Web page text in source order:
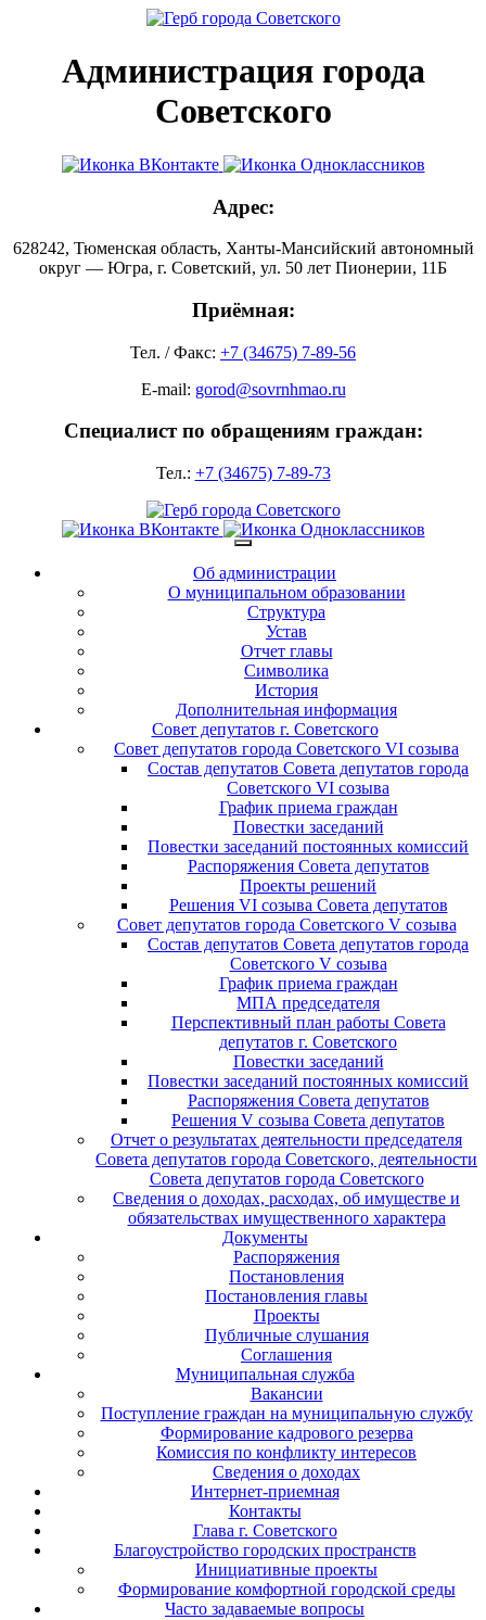
Администрация города
Советского
Адрес:
628242, Тюменская область, Ханты-Мансийский автономный
округ — Югра, г. Советский, ул. 50 лет Пионерии, 11Б
Приёмная:
Тел. / Факс: +7 (34675) 7-89-56
E-mail: gorod@sovrnhmao.ru
Специалист по обращениям граждан:
Тел.: +7 (34675) 7-89-73
Об администрации
О муниципальном образовании
Структура
Устав
Отчет главы
Символика
История
Дополнительная информация
Совет депутатов г. Советского
Совет депутатов города Советского VI созыва
Состав депутатов Совета депутатов города
Советского VI созыва
График приема граждан
Повестки заседаний
Повестки заседаний постоянных комиссий
Распоряжения Совета депутатов
Проекты решений
Решения VI созыва Совета депутатов
Совет депутатов города Советского V созыва
Состав депутатов Совета депутатов города
Советского V созыва
График приема граждан
МПА председателя
Перспективный план работы Совета
депутатов г. Советского
Повестки заседаний
Повестки заседаний постоянных комиссий
Распоряжения Совета депутатов
Решения V созыва Совета депутатов
Отчет о результатах деятельности председателя
Совета депутатов города Советского, деятельности
Совета депутатов города Советского
Сведения о доходах, расходах, об имуществе и
обязательствах имущественного характера
Документы
Распоряжения
Постановления
Постановления главы
Проекты
Публичные слушания
Соглашения
Муниципальная служба
Вакансии
Поступление граждан на муниципальную службу
Формирование кадрового резерва
Комиссия по конфликту интересов
Сведения о доходах
Интернет-приемная
Контакты
Глава г. Советского
Благоустройство городских пространств
Инициативные проекты
Формирование комфортной городской среды
Часто задаваемые вопросы